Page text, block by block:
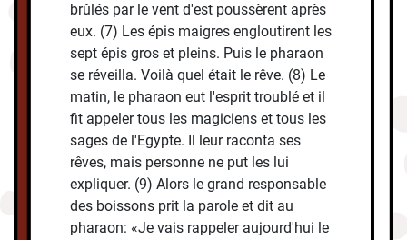
brûlés par le vent d'est poussèrent après
eux. (7) Les épis maigres engloutirent les
sept épis gros et pleins. Puis le pharaon
se réveilla. Voilà quel était le rêve. (8) Le
matin, le pharaon eut l'esprit troublé et il
fit appeler tous les magiciens et tous les
sages de l'Egypte. Il leur raconta ses
rêves, mais personne ne put les lui
expliquer. (9) Alors le grand responsable
des boissons prit la parole et dit au
pharaon: «Je vais rappeler aujourd'hui le